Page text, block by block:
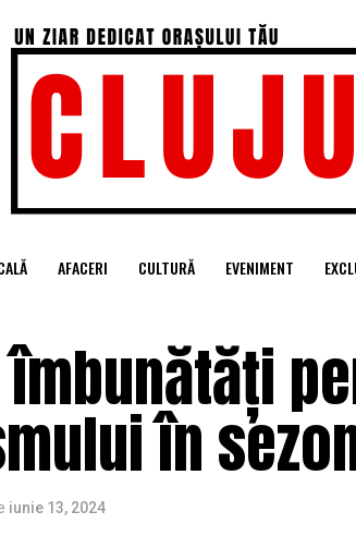
AFACERI CULTURĂ EVENIMENT
în
iunie 13, 2024